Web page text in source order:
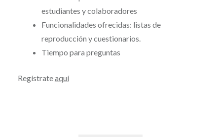
estudiantes y colaboradores
Funcionalidades ofrecidas: listas de
reproducción y cuestionarios.
Tiempo para preguntas
Regístrateaquí